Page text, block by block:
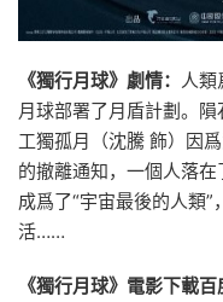
《獨行月球》劇情： 人
月球部署了月盾計劃。
工獨孤月（沈騰 飾）因
的撤離通知，一個人落
成爲了“宇宙最後的人類
活……
《獨行月球》電影下載